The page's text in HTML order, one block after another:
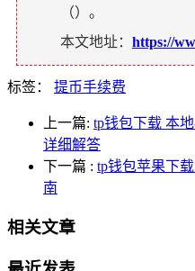
（）。
本文地址： https://
标签： 提币手续费
上一篇: tp钱包下载 本
详细解答
下一篇 : tp钱包苹果下
南
相关文章